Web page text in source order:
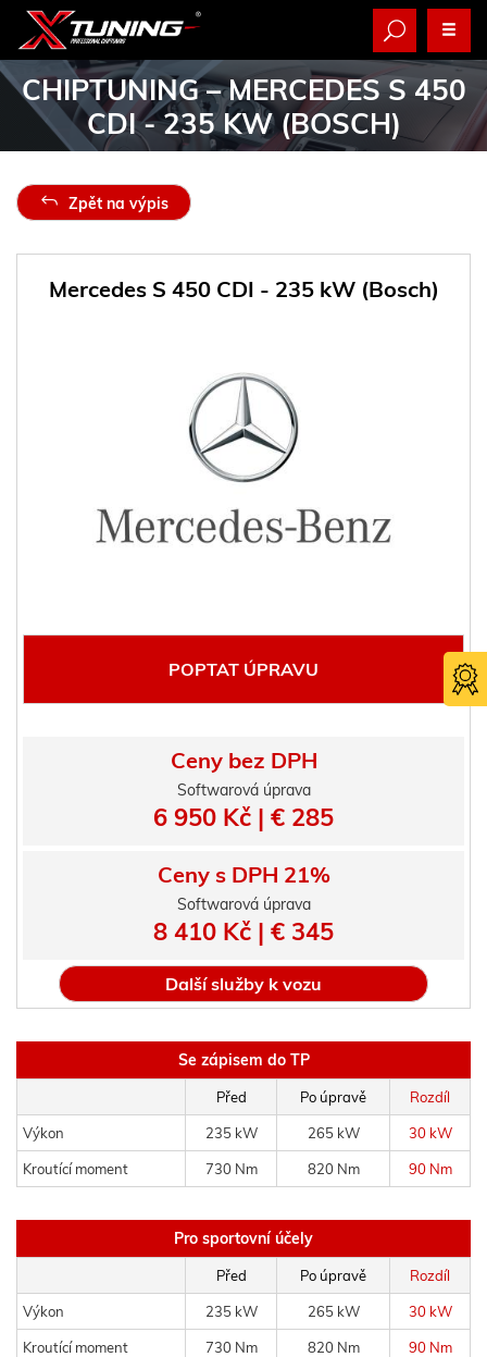
CHIPTUNING– MERCEDES S 450
CDI - 235 KW (BOSCH)
Zpět na výpis
Mercedes S 450 CDI - 235 kW (Bosch)
POPTAT ÚPRAVU
Ceny bez DPH
Softwarová úprava
6 950 Kč | € 285
Ceny s DPH 21%
Softwarová úprava
8 410 Kč | € 345
Další služby k vozu
Se zápisem do TP
Před Po úpravě Rozdíl
Výkon 235 kW 265 kW 30 kW
Kroutící moment 730 Nm 820 Nm 90 Nm
Pro sportovní účely
Před Po úpravě Rozdíl
Výkon 235 kW 265 kW 30 kW
Kroutící moment 730 Nm 820 Nm 90 Nm